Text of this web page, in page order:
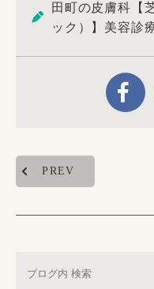
田町の皮膚科【
ック）】美容診
PREV